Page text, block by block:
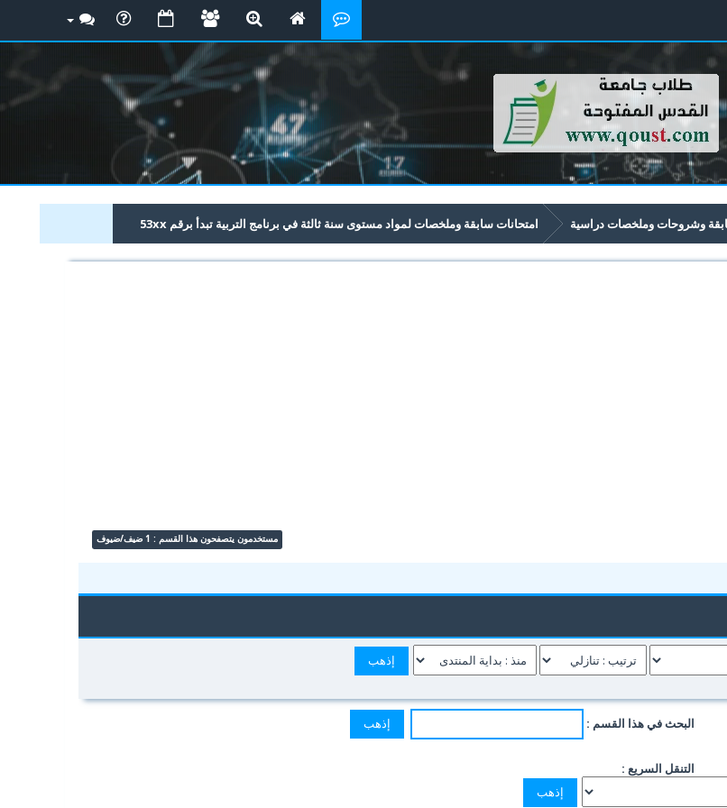
وشروحات وملخصات دراسية امتحانات سابقة وملخصات لمواد مستوى سنة ثالثة في برنامج التربية تبدأ برقم 53xx
مستخدمون يتصفحون هذا القسم : 1 ضيف/ضيوف
البحث في هذا القسم :
التنقل السريع :